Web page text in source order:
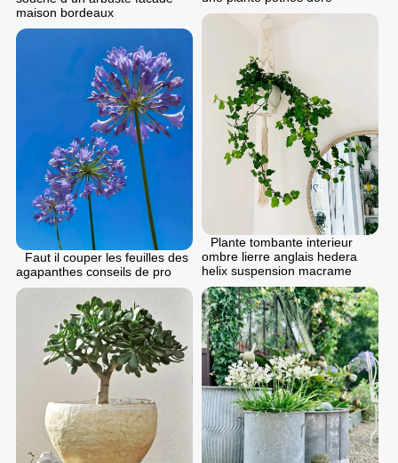
maison bordeaux
Plante tombante interieur
ombre lierre anglais hedera
helix suspension macrame
Faut il couper les feuilles des
agapanthes conseils de pro